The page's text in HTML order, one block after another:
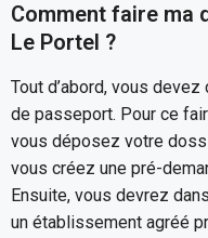
Comment faire ma
Le Portel ?
Tout d’abord, vous
de passeport. Pour ce
vous déposez votre
vous créez une pré-
Ensuite, vous devrez
un établissement agréé